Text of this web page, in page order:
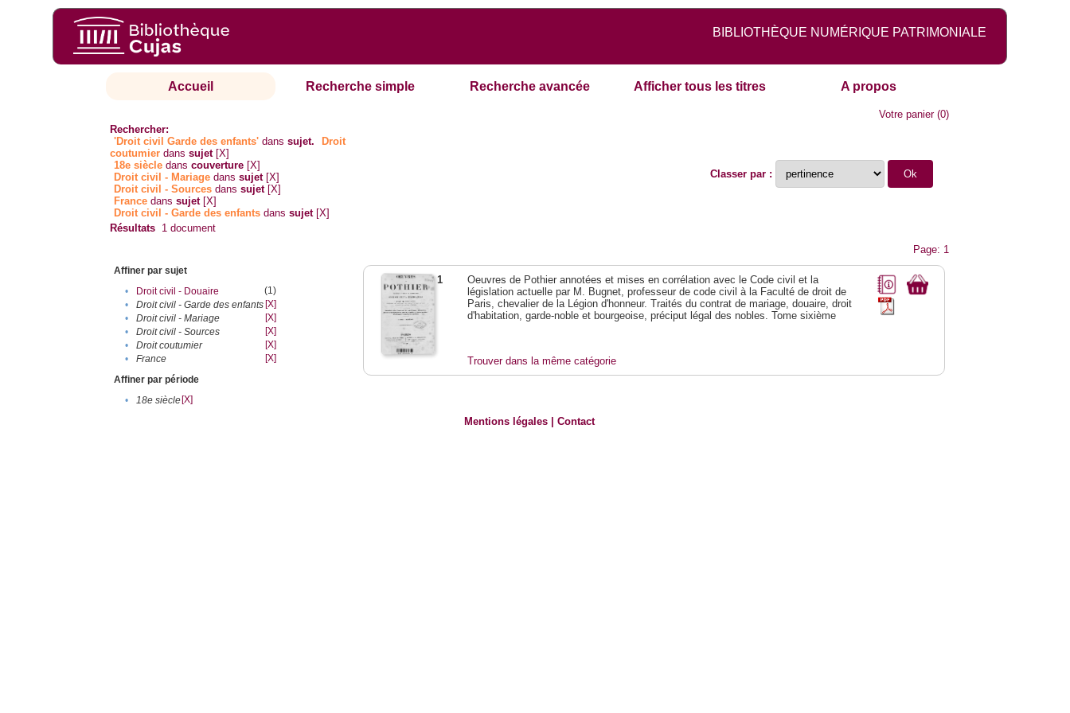
BIBLIOTHÈQUE NUMÉRIQUE PATRIMONIALE
Accueil Recherche simple Recherche avancée Afficher tous les titres A propos
Votre panier(0)
Rechercher:
'Droit civil Garde des enfants' danssujet.
Droit
coutumier danssujet [X]
18e siècle danscouverture [X]
Droit civil - Mariage danssujet [X]
Droit civil - Sources danssujet [X]
France danssujet [X]
Droit civil - Garde des enfants danssujet [X]
Classer par :
Résultats 1 document
Page: 1
Affiner par sujet
•
Droit civil - Douaire
(1)
•
Droit civil - Garde des enfants [X]
•
Droit civil - Mariage
[X]
•
Droit civil - Sources
[X]
•
Droit coutumier
[X]
•
France
[X]
Affiner par période
•
18e siècle[X]
1
Oeuvres de Pothier annotées et mises en corrélation avec le Code civil et la
législation actuelle par M. Bugnet, professeur de code civil à la Faculté de droit de
Paris, chevalier de la Légion d'honneur. Traités du contrat de mariage, douaire, droit
d'habitation, garde-noble et bourgeoise, préciput légal des nobles. Tome sixième
Trouver dans la même catégorie
Mentions légales |Contact